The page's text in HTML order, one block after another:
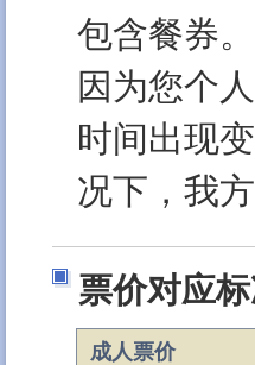
包含餐券
因为您个
时间出现
况下，我
票价对应
成人票价